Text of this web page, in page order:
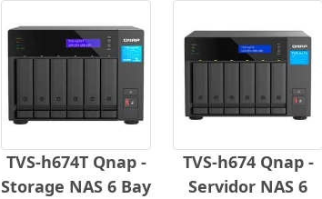
TVS-h674T Qnap -
Storage NAS 6 Bay
TVS-h674 Qnap -
Servidor NAS 6